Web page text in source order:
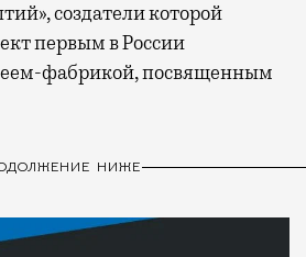
создатели которой
первым в России
фабрикой, посвященным
НИЖЕ